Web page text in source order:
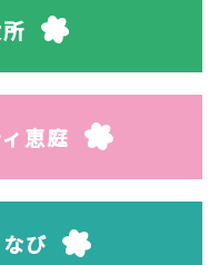
恵庭
び